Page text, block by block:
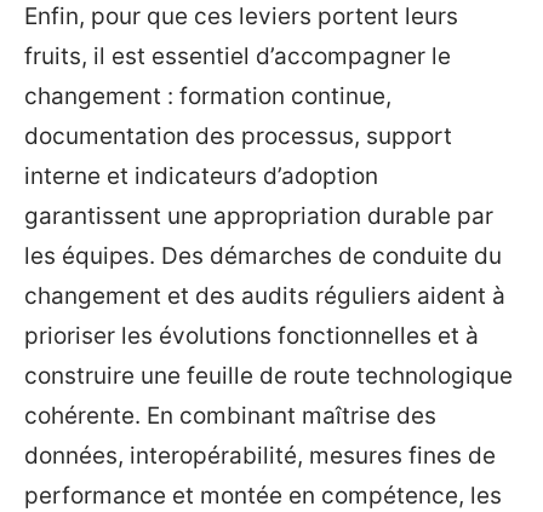
Enfin, pour que ces leviers portent leurs
fruits, il est essentiel d’accompagner le
changement : formation continue,
documentation des processus, support
interne et indicateurs d’adoption
garantissent une appropriation durable par
les équipes. Des démarches de conduite du
changement et des audits réguliers aident à
prioriser les évolutions fonctionnelles et à
construire une feuille de route technologique
cohérente. En combinant maîtrise des
données, interopérabilité, mesures fines de
performance et montée en compétence, les